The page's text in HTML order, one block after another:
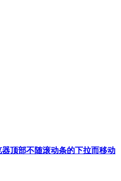
顶部不随滚动条的下拉而移动